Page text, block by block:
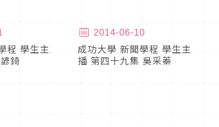
程 學生主
錡
2014-06-10
成功大學 新聞學程 學生主
播 第四十九集 吳采蓁